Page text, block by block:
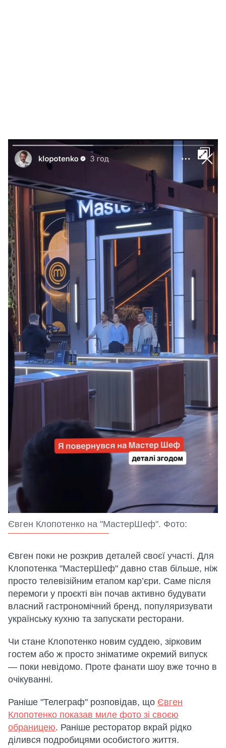
Євген Клопотенко на "МастерШеф". Фото:
Євген поки не розкрив деталей своєї участі. Для
Клопотенка "МастерШеф" давно став більше, ніж
просто телевізійним етапом кар’єри. Саме після
перемоги у проєкті він почав активно будувати
власний гастрономічний бренд, популяризувати
українську кухню та запускати ресторани.
Чи стане Клопотенко новим суддею, зірковим
гостем або ж просто зніматиме окремий випуск
— поки невідомо. Проте фанати шоу вже точно в
очікуванні.
Раніше "Телеграф" розповідав, що Євген
Клопотенко показав миле фото зі своєю
обраницею. Раніше ресторатор вкрай рідко
ділився подробицями особистого життя.